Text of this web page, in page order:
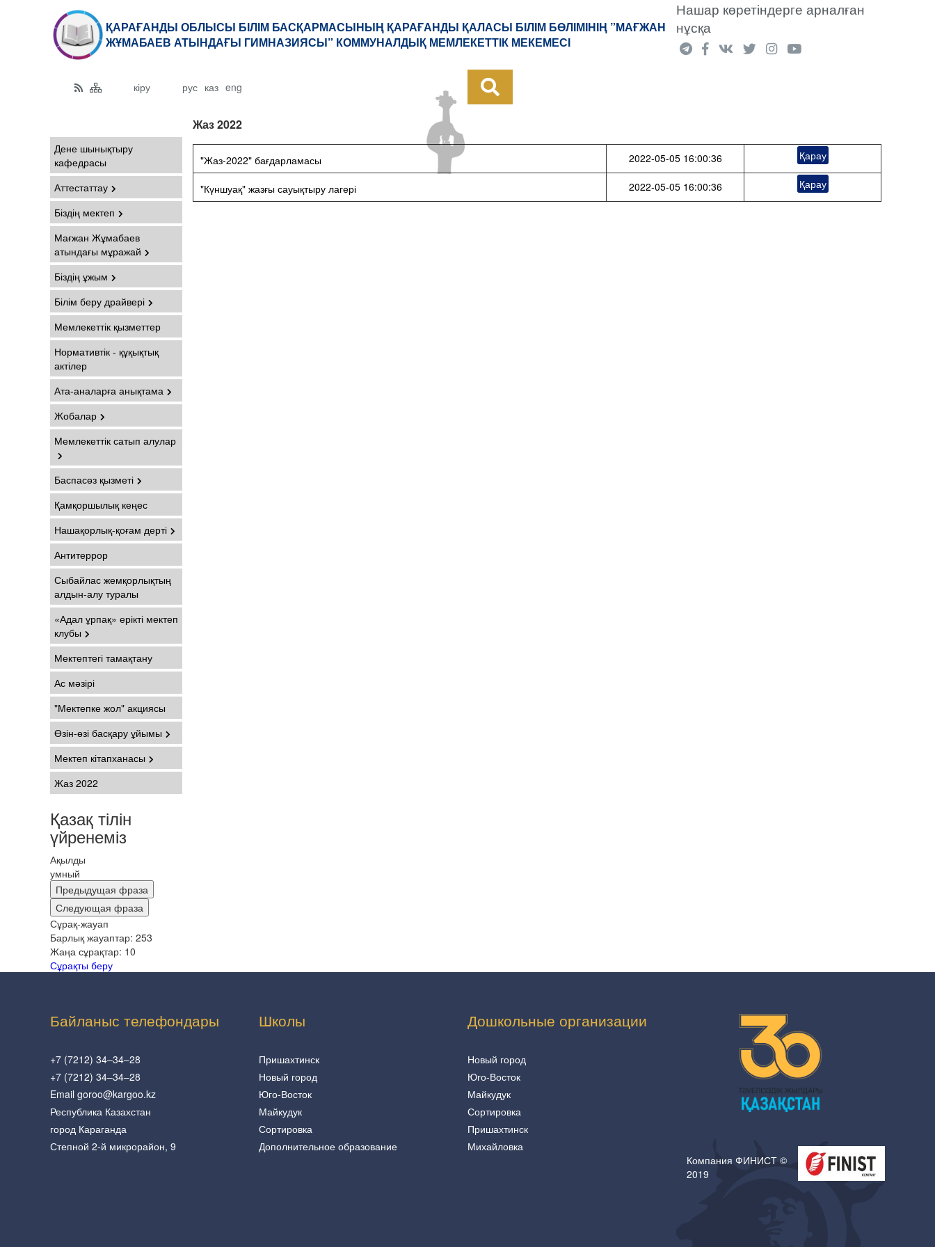
ҚАРАҒАНДЫ ОБЛЫСЫ БІЛІМ БАСҚАРМАСЫНЫҢ ҚАРАҒАНДЫ ҚАЛАСЫ БІЛІМ БӨЛІМІНІҢ ”МАҒЖАН
ЖҰМАБАЕВ АТЫНДАҒЫ ГИМНАЗИЯСЫ” КОММУНАЛДЫҚ МЕМЛЕКЕТТІК МЕКЕМЕСІ
Нашар көретіндерге арналған
нұсқа
кіру рус каз eng
Дене шынықтыру
кафедрасы
Аттестаттау
Біздің мектеп
Мағжан Жұмабаев
атындағы мұражай
Біздің ұжым
Білім беру драйвері
Мемлекеттік қызметтер
Нормативтік - құқықтық
актілер
Ата-аналарға анықтама
Жобалар
Мемлекеттік сатып алулар
Баспасөз қызметі
Қамқоршылық кеңес
Нашақорлық-қоғам дерті
Антитеррор
Сыбайлас жемқорлықтың
алдын-алу туралы
«Адал ұрпақ» ерікті мектеп
клубы
Мектептегі тамақтану
Ас мәзірі
"Мектепке жол" акциясы
Өзін-өзі басқару ұйымы
Мектеп кітапханасы
Жаз 2022
Қазақ тілін
үйренеміз
Ақылды
умный
Предыдущая фраза
Следующая фраза
Сұрақ-жауап
Барлық жауаптар: 253
Жаңа сұрақтар: 10
Сұрақты беру
Жаз 2022
"Жаз-2022" бағдарламасы 2022-05-05 16:00:36 Қарау
"Күншуақ" жазғы сауықтыру лагері 2022-05-05 16:00:36 Қарау
Байланыс телефондары
+7 (7212) 34–34–28
+7 (7212) 34–34–28
Email goroo@kargoo.kz
Республика Казахстан
город Караганда
Степной 2-й микрорайон, 9
Школы
Пришахтинск
Новый город
Юго-Восток
Майкудук
Сортировка
Дополнительное образование
Дошкольные организации
Новый город
Юго-Восток
Майкудук
Сортировка
Пришахтинск
Михайловка
Компания ФИНИСТ ©
2019